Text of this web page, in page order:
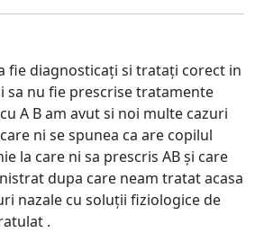
fie diagnosticați si tratați corect in
sa nu fie prescrise tratamente
A B am avut si noi multe cazuri
ni se spunea ca are copilul
la care ni sa prescris AB și care
dupa care neam tratat acasa
nazale cu soluții fiziologice de
.